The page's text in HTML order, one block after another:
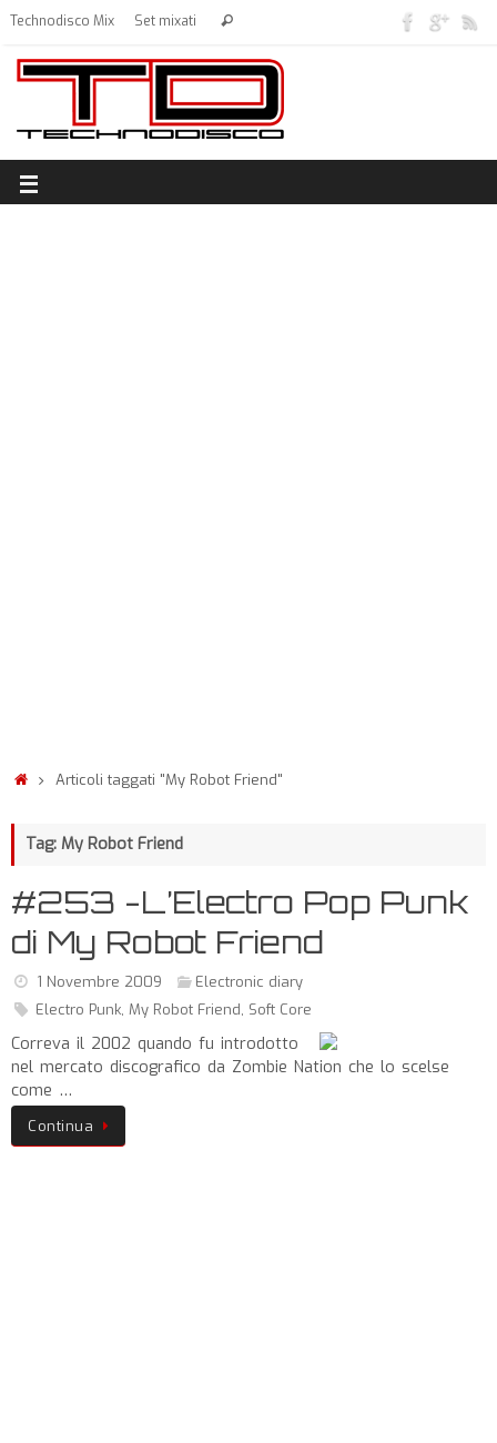
Technodisco Mix Set mixati
Articoli taggati "My Robot Friend"
Tag: My Robot Friend
#253 -L’Electro Pop Punk
di My Robot Friend
1 Novembre 2009
Electronic diary
Electro Punk, My Robot Friend, Soft Core
Correva il 2002 quando fu introdotto
nel mercato discografico da Zombie Nation che lo scelse
come …
Continua